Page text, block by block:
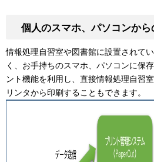
個人のスマホ、パソコンか
情報処理自習室や図書館に設置されて
く、お手持ちのスマホ、パソコンに保
ント機能を利用し、直接情報処理自習
リンタから印刷することもできます。